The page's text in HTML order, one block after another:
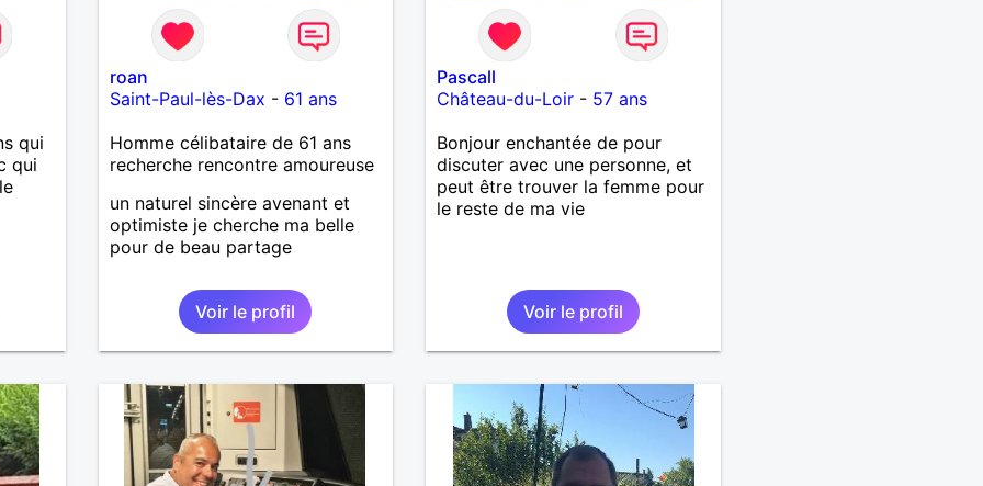
que
et
un
le
qui
qui
roan
Saint-Paul-lès-Dax - 61 ans
Homme célibataire de 61 ans
recherche rencontre amoureuse
un naturel sincère avenant et
optimiste je cherche ma belle
pour de beau partage
Voir le profil
Pascall
Château-du-Loir - 57 ans
Bonjour enchantée de pour
discuter avec une personne, et
peut être trouver la femme pour
le reste de ma vie
Voir le profil